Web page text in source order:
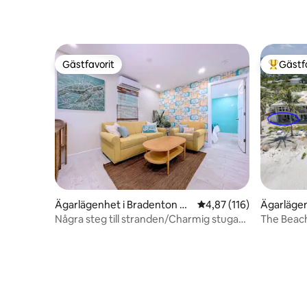
Gästfavorit
Gästfavorit
Ägarlägenhet i Bradenton Be
ach
4,87 av 5 i
4,87 (116)
Några steg till stranden/Charmig stuga
Populär
y
The